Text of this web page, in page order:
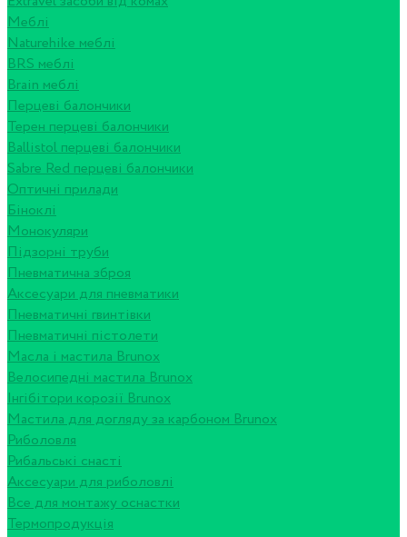
Меблі
Naturehike меблі
BRS меблі
Brain меблі
Перцеві балончики
Терен перцеві балончики
Ballistol перцеві балончики
Sabre Red перцеві балончики
Оптичні прилади
Біноклі
Монокуляри
Підзорні труби
Пневматична зброя
Аксесуари для пневматики
Пневматичні гвинтівки
Пневматичні пістолети
Масла і мастила Brunox
Велосипедні мастила Brunox
Інгібітори корозії Brunox
Мастила для догляду за карбоном Brunox
Риболовля
Рибальські снасті
Аксесуари для риболовлі
Все для монтажу оснастки
Термопродукція